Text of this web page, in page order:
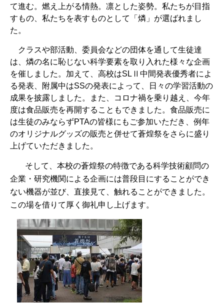
て進む。燃え上がる情熱。凛とした姿勢。私たちが目指
すもの、私たちを表すものとして「燐」が選ばれまし
た。
クラスや部活動、委員会などの団体を通して生徒達
は、燐の名に恥じない科学要素を取り入れた様々な企画
を催しました。加えて、高校はSL Ⅱ中間発表優秀者によ
る発表、附属中はSSの発表によって、日々の学習活動の
成果を披露しました。また、コロナ禍を乗り越え、今年
度は食品販売を再開することもできました。食品販売に
は生徒のみならずPTAの皆様にもご参加いただき、例年
のオリジナルグッズの販売と併せて蒼煌祭をさらに盛り
上げていただきました。
そして、本校の蒼煌祭の特徴である科学技術顧問の
企業・研究機関による企画には普段目にすることができ
ない機器が並び、直接見て、触れることができました。
この場を借りて厚く御礼申し上げます。